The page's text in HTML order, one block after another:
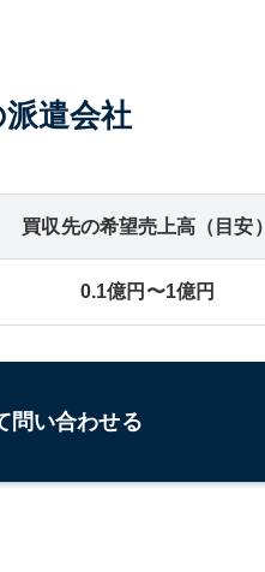
遣会社
買収先の希望売上高（目安）
0.1億円〜1億円
問い合わせる